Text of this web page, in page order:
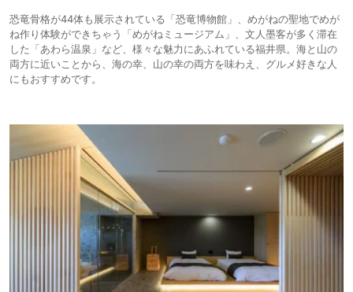
恐竜骨格が44体も展示されている「恐竜博物館」、めがねの聖地でめが
ね作り体験ができちゃう「めがねミュージアム」、文人墨客が多く滞在
した「あわら温泉」など、様々な魅力にあふれている福井県。海と山の
両方に近いことから、海の幸、山の幸の両方を味わえ、グルメ好きな人
にもおすすめです。